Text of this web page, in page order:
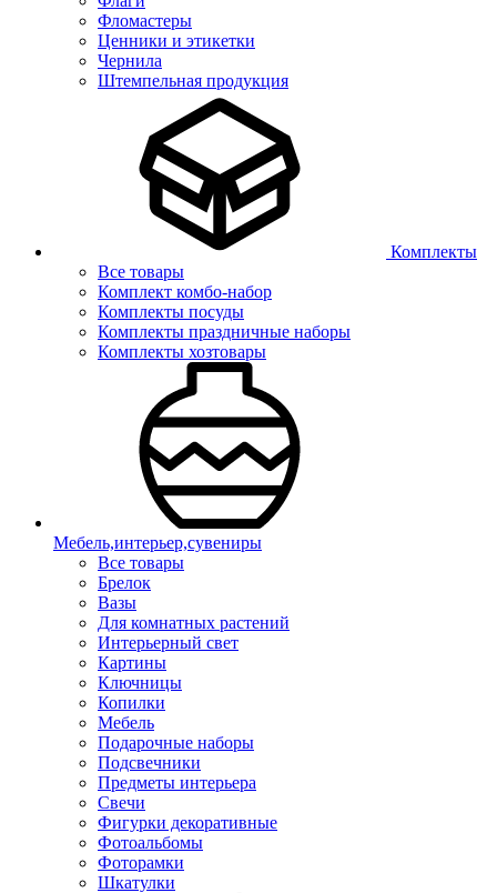
Фломастеры
Ценники и этикетки
Чернила
Штемпельная продукция
Комплекты
Все товары
Комплект комбо-набор
Комплекты посуды
Комплекты праздничные наборы
Комплекты хозтовары
Мебель,интерьер,сувениры
Все товары
Брелок
Вазы
Для комнатных растений
Интерьерный свет
Картины
Ключницы
Копилки
Мебель
Подарочные наборы
Подсвечники
Предметы интерьера
Свечи
Фигурки декоративные
Фотоальбомы
Фоторамки
Шкатулки